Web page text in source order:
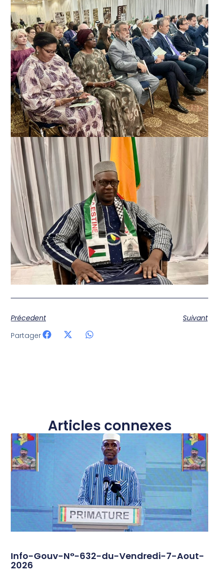
Précedent
Suivant
Partager
Articles connexes
Info-Gouv-N°-632-du-Vendredi-7-Aout-
2026